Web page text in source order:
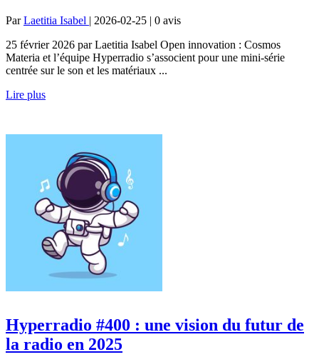
ParLaetitia Isabel | 2026-02-25 | 0 avis
25 février 2026 par Laetitia Isabel Open innovation : Cosmos
Materia et l’équipe Hyperradio s’associent pour une mini-série
centrée sur le son et les matériaux ...
Lire plus
Hyperradio #400 : une vision du futur de
la radio en 2025